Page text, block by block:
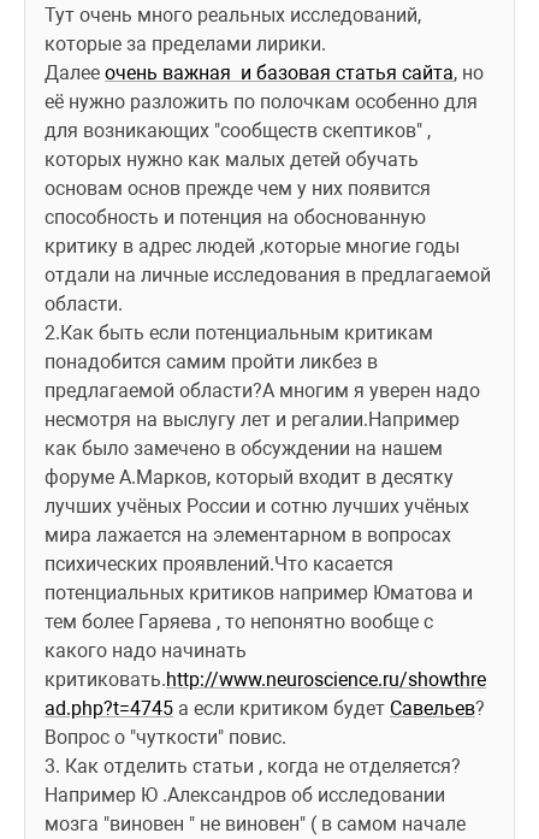
Тут очень много реальных исследований,
которые за пределами лирики.
Далее очень важная  и базовая статья сайта, но
её нужно разложить по полочкам особенно для
для возникающих "сообществ скептиков" ,
которых нужно как малых детей обучать
основам основ прежде чем у них появится
способность и потенция на обоснованную
критику в адрес людей ,которые многие годы
отдали на личные исследования в предлагаемой
области.
2.Как быть если потенциальным критикам
понадобится самим пройти ликбез в
предлагаемой области?А многим я уверен надо
несмотря на выслугу лет и регалии.Например
как было замечено в обсуждении на нашем
форуме А.Марков, который входит в десятку
лучших учёных России и сотню лучших учёных
мира лажается на элементарном в вопросах
психических проявлений.Что касается
потенциальных критиков например Юматова и
тем более Гаряева , то непонятно вообще с
какого надо начинать
критиковать.http://www.neuroscience.ru/showthre
ad.php?t=4745 а если критиком будет Савельев?
Вопрос о "чуткости" повис.
3. Как отделить статьи , когда не отделяется?
Например Ю .Александров об исследовании
мозга "виновен " не виновен" ( в самом начале